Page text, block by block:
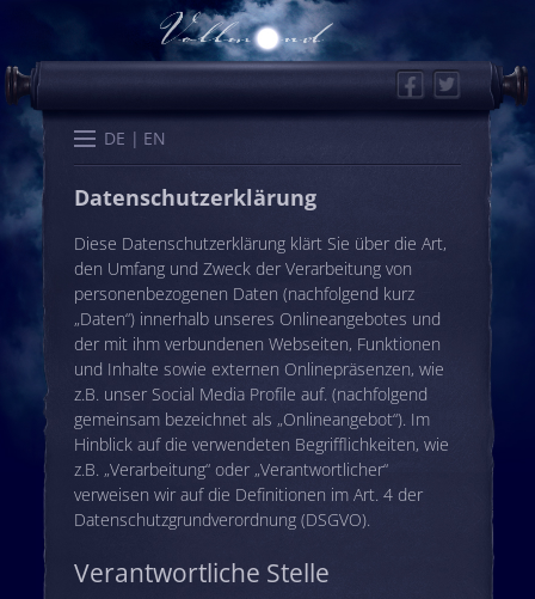
FacebookTwitter
DE EN
Start Kalender Karten
Datenschutzerklärung
Diese Datenschutzerklärung klärt Sie über die Art,
den Umfang und Zweck der Verarbeitung von
personenbezogenen Daten (nachfolgend kurz
„Daten“) innerhalb unseres Onlineangebotes und
der mit ihm verbundenen Webseiten, Funktionen
und Inhalte sowie externen Onlinepräsenzen, wie
z.B. unser Social Media Profile auf. (nachfolgend
gemeinsam bezeichnet als „Onlineangebot“). Im
Hinblick auf die verwendeten Begrifflichkeiten, wie
z.B. „Verarbeitung“ oder „Verantwortlicher“
verweisen wir auf die Definitionen im Art. 4 der
Datenschutzgrundverordnung (DSGVO).
Verantwortliche Stelle